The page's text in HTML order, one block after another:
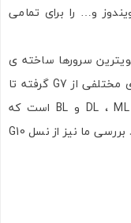
و… را برای تمامی
سرورها ساخته ی
برند HP است و سرورهای اچ پی دارای نسلهای مختلفی از G7 گرفته تا
G11 هستند. و به علاوه دارای خانواده های DL ، ML و BL است که
هرکدام ویژگی مختلف خود را دارند. سرور مورد بررسی ما نیز از نسل G10